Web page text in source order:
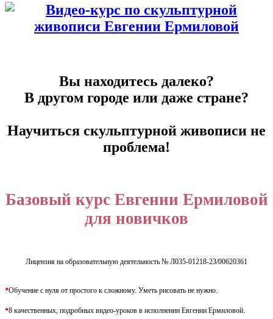
Вы находитесь далеко?
В другом городе или даже стране?
Научиться скульптурной живописи не
проблема!
Базовый курс Евгении Ермиловой
для новичков
Лицензия на образовательную деятельность № Л035-01218-23/00620361
•Обучение с нуля от простого к сложному. Уметь рисовать не нужно.
•8 качественных, подробных видео-уроков в исполнении Евгении Ермиловой.